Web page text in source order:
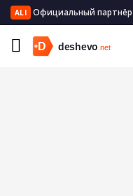
ALI Официальный партнёр